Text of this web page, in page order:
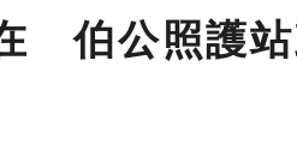
伯公照護